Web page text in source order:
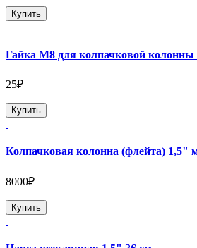
Купить
Гайка М8 для колпачковой колонны
25₽
Купить
Колпачковая колонна (флейта) 1,5"
8000₽
Купить